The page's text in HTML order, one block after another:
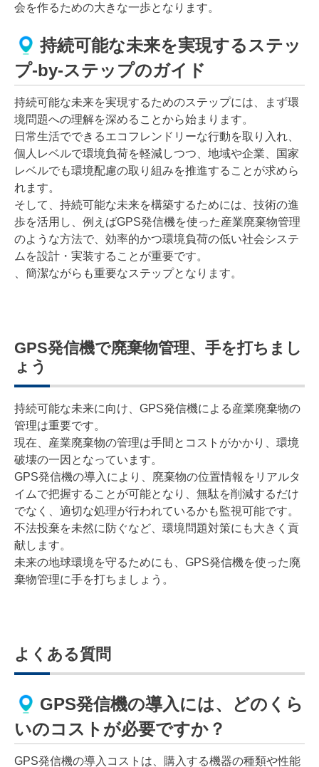
会を作るための大きな一歩となります。
持続可能な未来を実現するステッ
プ-by-ステップのガイド
持続可能な未来を実現するためのステップには、まず環
境問題への理解を深めることから始まります。
日常生活でできるエコフレンドリーな行動を取り入れ、
個人レベルで環境負荷を軽減しつつ、地域や企業、国家
レベルでも環境配慮の取り組みを推進することが求めら
れます。
そして、持続可能な未来を構築するためには、技術の進
歩を活用し、例えばGPS発信機を使った産業廃棄物管理
のような方法で、効率的かつ環境負荷の低い社会システ
ムを設計・実装することが重要です。
、簡潔ながらも重要なステップとなります。
GPS発信機で廃棄物管理、手を打ちまし
ょう
持続可能な未来に向け、GPS発信機による産業廃棄物の
管理は重要です。
現在、産業廃棄物の管理は手間とコストがかかり、環境
破壊の一因となっています。
GPS発信機の導入により、廃棄物の位置情報をリアルタ
イムで把握することが可能となり、無駄を削減するだけ
でなく、適切な処理が行われているかも監視可能です。
不法投棄を未然に防ぐなど、環境問題対策にも大きく貢
献します。
未来の地球環境を守るためにも、GPS発信機を使った廃
棄物管理に手を打ちましょう。
よくある質問
GPS発信機の導入には、どのくら
いのコストが必要ですか？
GPS発信機の導入コストは、購入する機器の種類や性能